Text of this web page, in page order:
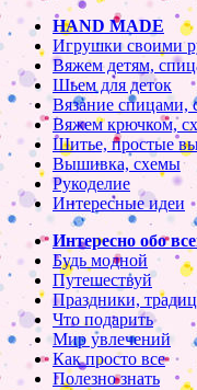
HAND MADE
Игрушки своими
Вяжем детям,
Шьем для деток
Вязание спицами,
Вяжем крючком,
Шитье, простые
Вышивка, схемы
Рукоделие
Интересные идеи
Интересно обо
Будь модной
Путешествуй
Праздники,
Что подарить
Мир увлечений
Как просто все
Полезно знать